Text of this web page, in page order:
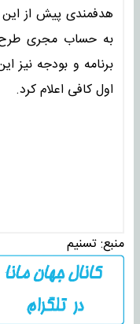
به حساب مجری طرح
برنامه و بودجه نیز
اول کافی اعلام کرد.
منبع:تسنیم